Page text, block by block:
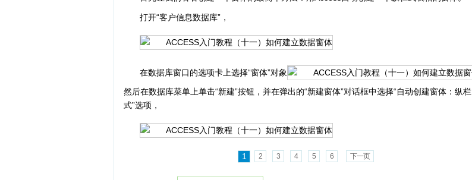
打开“客户信息数据库”，
在数据库窗口的选项卡上选择“窗体”对象
然后在数据库菜单上单击“新建”按钮，并在弹出的“新建窗体”对话框中选择“自动创建窗体：纵栏
式”选项，
1 2 3 4 5 6 下一页